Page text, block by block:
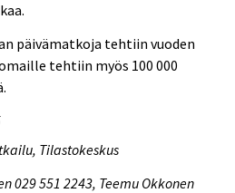
päivämatkoja tehtiin vuoden
tehtiin myös 100 000
Tilastokeskus
029 551 2243, Teemu Okkonen